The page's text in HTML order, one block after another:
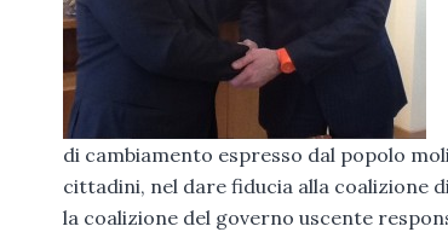
di cambiamento espresso dal popolo
cittadini, nel dare fiducia alla coalizione
la coalizione del governo uscente